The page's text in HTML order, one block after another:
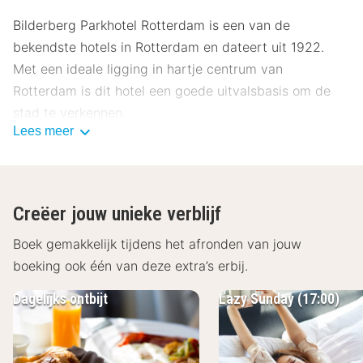
Bilderberg Parkhotel Rotterdam is een van de
bekendste hotels in Rotterdam en dateert uit 1922.
Met een ideale ligging in hartje centrum van
Rotterdam is dit hotel een goede uitvalsbasis om de
stad te verkennen.
een douche en toilet. Restaurant The Park heeft een
eigentijds huiskamer design, een sfeervolle aperitiefbar
en openslaande deuren naar een prachtige veranda en
stadstuin. In het restaurant worden hoogstaande
gerechten geserveerd, te herkennen aan kwaliteit en
eenvoud gecombineerd met een speelse twist. Kom na
een dag Rotterdam verkend te hebben tot rust met de
Lees meer
Creëer jouw unieke verblijf
Boek gemakkelijk tijdens het afronden van jouw
boeking ook één van deze extra’s erbij.
Lazy Sunday (17:00)
Dagelijks ontbijt